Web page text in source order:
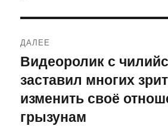
ДАЛЕЕ
Следующая
запись:
Видеоролик с
заставил многих
изменить своё
грызунам